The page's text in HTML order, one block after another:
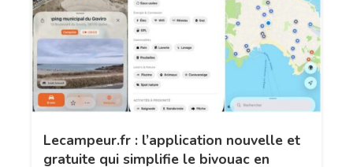
Lecampeur.fr : l’application nouvelle et
gratuite qui simplifie le bivouac en